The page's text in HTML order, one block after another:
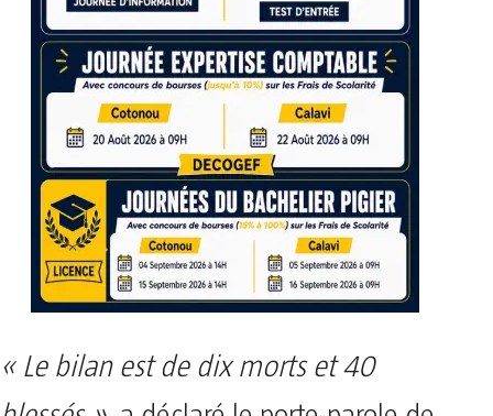
« Le bilan est de dix morts et 40